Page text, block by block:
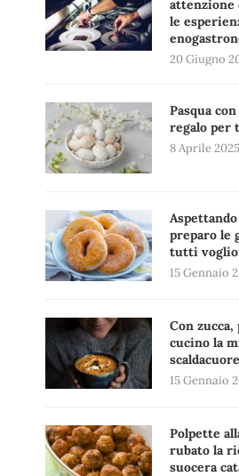
attenzione
le
20 Giugno
Pasqua
regalo
8 Aprile 2025
preparo le
tutti
15 Gennaio
Con
cucino la
scaldacuore
15 Gennaio
Polpette
rubato la
suocera